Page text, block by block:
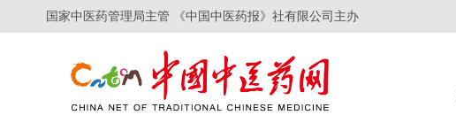
国家中医药管理局主管 《中国中医药报》社有限公司主办
遗失声明 广西举办比赛探索中（壮瑶